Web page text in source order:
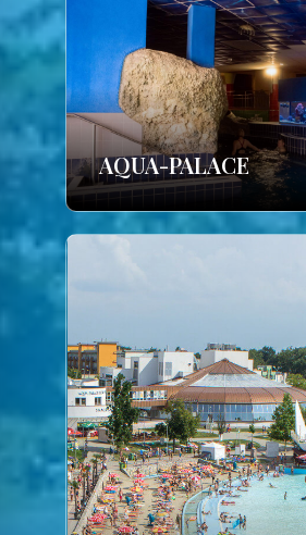
AQUA-PALACE